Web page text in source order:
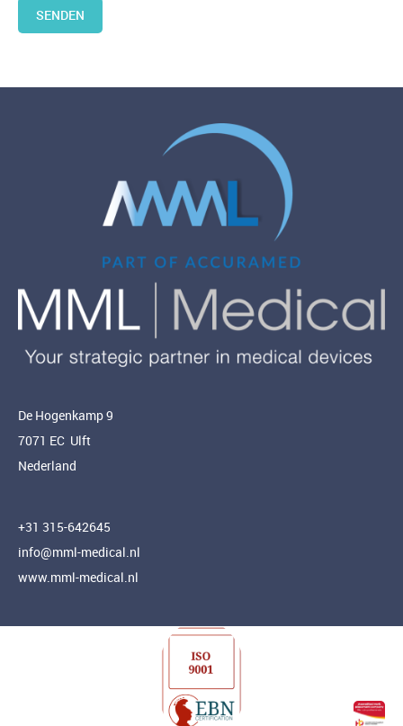
SENDEN
De Hogenkamp 9
7071 EC Ulft
Nederland
+31 315-642645
info@mml-medical.nl
www.mml-medical.nl